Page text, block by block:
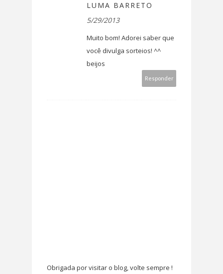
LUMA BARRETO
5/29/2013
Muito bom! Adorei saber que
você divulga sorteios! ^^
beijos
Responder
Obrigada por visitar o blog, volte sempre !